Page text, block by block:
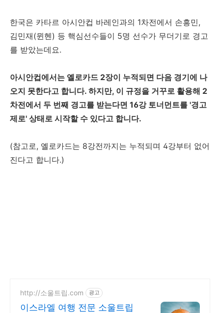
한국은 카타르 아시안컵 바레인과의 1차전에서 손흥민,
김민재(뮌헨) 등 핵심선수들이 5명 선수가 무더기로 경고
를 받았는데요.
아시안컵에서는 옐로카드 2장이 누적되면 다음 경기에 나
오지 못한다고 합니다. 하지만, 이 규정을 거꾸로 활용해 2
차전에서 두 번째 경고를 받는다면 16강 토너먼트를 '경고
제로' 상태로 시작할 수 있다고 합니다.
(참고로, 옐로카드는 8강전까지는 누적되며 4강부터 없어
진다고 합니다.)
http://소울트립.com 광고
이스라엘 여행 전문 소울트립